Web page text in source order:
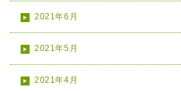
2021年6月
2021年5月
2021年4月